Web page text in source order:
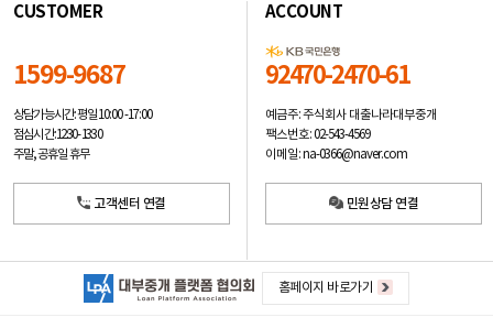
CUSTOMER
1599-9687
상담가능시간: 평일10:00 -17:00
점심시간: 12:30 - 13:30
주말, 공휴일 휴무
고객센터 연결
ACCOUNT
92470-2470-61
예금주: 주식회사 대출나라대부중개
팩스번호: 02-543-4569
이메일: na-0366@naver.com
민원상담 연결
홈페이지 바로가기